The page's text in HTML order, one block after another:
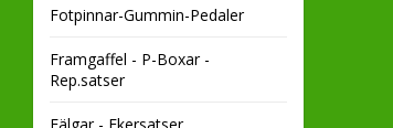
Fotpinnar-Gummin-Pedaler
Framgaffel - P-Boxar -
Rep.satser